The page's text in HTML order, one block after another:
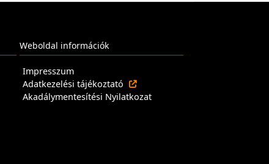
Weboldal információk
Impresszum
Adatkezelési tájékoztató
Akadálymentesítési Nyilatkozat